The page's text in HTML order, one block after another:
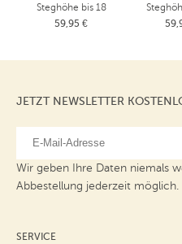
Steghöhe bis 18
cm
59,95 €
JETZT NEWSLETTER
Wir geben Ihre Daten niemals
Abbestellung jederzeit möglich.
SERVICE